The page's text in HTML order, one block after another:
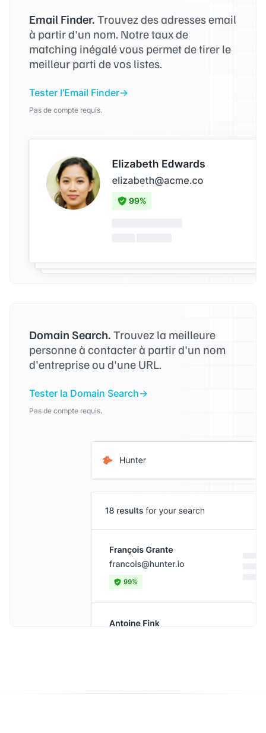
Email Finder. Trouvez des adresses email
à partir d'un nom. Notre taux de
matching inégalé vous permet de tirer le
meilleur parti de vos listes.
Tester l'Email Finder
Pas de compte requis.
Domain Search. Trouvez la meilleure
personne à contacter à partir d'un nom
d'entreprise ou d'une URL.
Tester la Domain Search
Pas de compte requis.